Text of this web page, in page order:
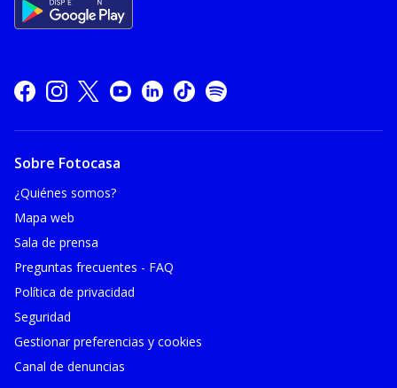
Sobre Fotocasa
¿Quiénes somos?
Mapa web
Sala de prensa
Preguntas frecuentes - FAQ
Política de privacidad
Seguridad
Gestionar preferencias y cookies
Canal de denuncias